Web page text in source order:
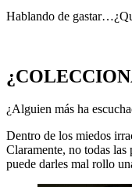
Hablando de
¿Alguien más ha
Dentro de los miedos
Claramente, no todas
puede darles mal rollo